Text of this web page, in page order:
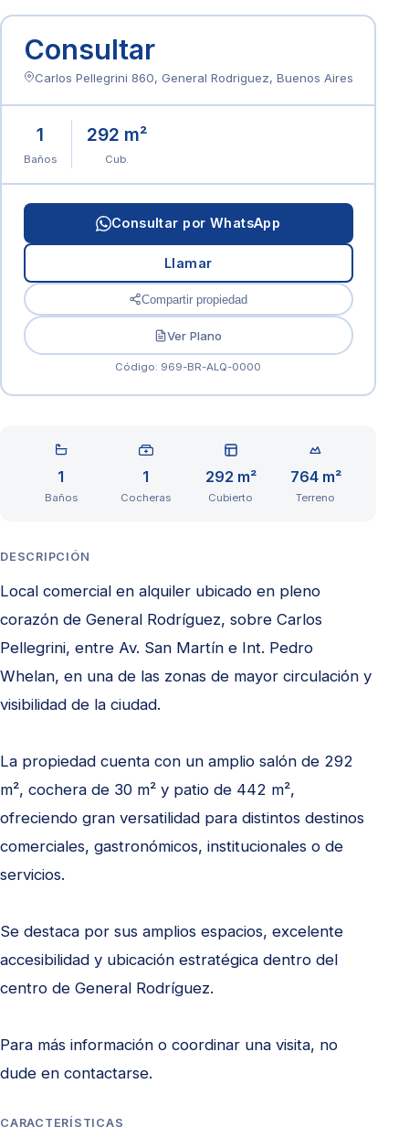
Consultar
Carlos Pellegrini 860, General Rodriguez, Buenos Aires
1
Baños
292 m²
Cub.
Consultar por WhatsApp
Llamar
Compartir propiedad
Ver Plano
Código: 969-BR-ALQ-0000
1
Baños
1
Cocheras
292 m²
Cubierto
764 m²
Terreno
DESCRIPCIÓN
Local comercial en alquiler ubicado en pleno
corazón de General Rodríguez, sobre Carlos
Pellegrini, entre Av. San Martín e Int. Pedro
Whelan, en una de las zonas de mayor circulación y
visibilidad de la ciudad.
La propiedad cuenta con un amplio salón de 292
m², cochera de 30 m² y patio de 442 m²,
ofreciendo gran versatilidad para distintos destinos
comerciales, gastronómicos, institucionales o de
servicios.
Se destaca por sus amplios espacios, excelente
accesibilidad y ubicación estratégica dentro del
centro de General Rodríguez.
Para más información o coordinar una visita, no
dude en contactarse.
CARACTERÍSTICAS